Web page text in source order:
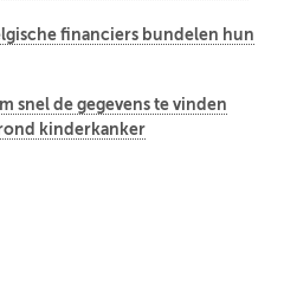
financiers bundelen hun
snel de gegevens te vinden
rond kinderkanker